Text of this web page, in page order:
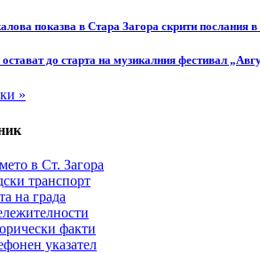
показва в Стара Загора скрити послания в
до старта на музикалния фестивал
»
в Ст. Загора
транспорт
на града
факти
указател